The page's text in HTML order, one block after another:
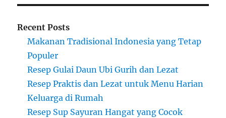
Recent Posts
Makanan Tradisional Indonesia yang Tetap
Populer
Resep Gulai Daun Ubi Gurih dan Lezat
Resep Praktis dan Lezat untuk Menu Harian
Keluarga di Rumah
Resep Sup Sayuran Hangat yang Cocok